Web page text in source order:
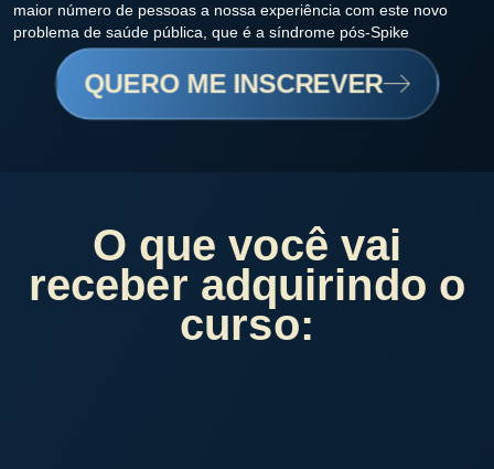
maior número de pessoas a nossa experiência com este novo
problema de saúde pública, que é a síndrome pós-Spike
QUERO ME INSCREVER
O que você vai
receber adquirindo o
curso: